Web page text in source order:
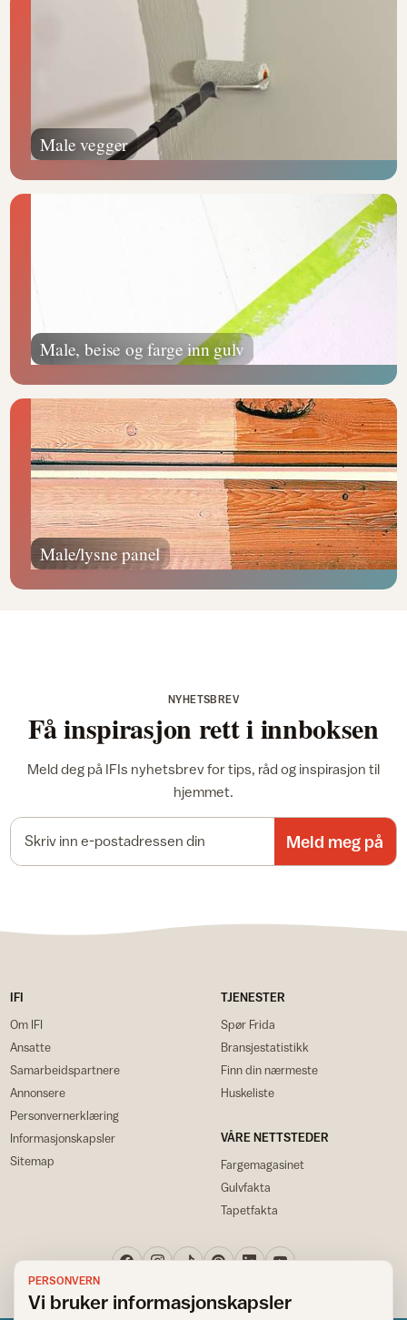
Male vegger
Male, beise og farge inn gulv
Male/lysne panel
NYHETSBREV
Få inspirasjon rett i innboksen
Meld deg på IFIs nyhetsbrev for tips, råd og inspirasjon til
hjemmet.
Meld meg på
IFI
Om IFI
Ansatte
Samarbeidspartnere
Annonsere
Personvernerklæring
Informasjonskapsler
Sitemap
TJENESTER
Spør Frida
Bransjestatistikk
Finn din nærmeste
Huskeliste
VÅRE NETTSTEDER
Fargemagasinet
Gulvfakta
Tapetfakta
PERSONVERN
Vi bruker informasjonskapsler